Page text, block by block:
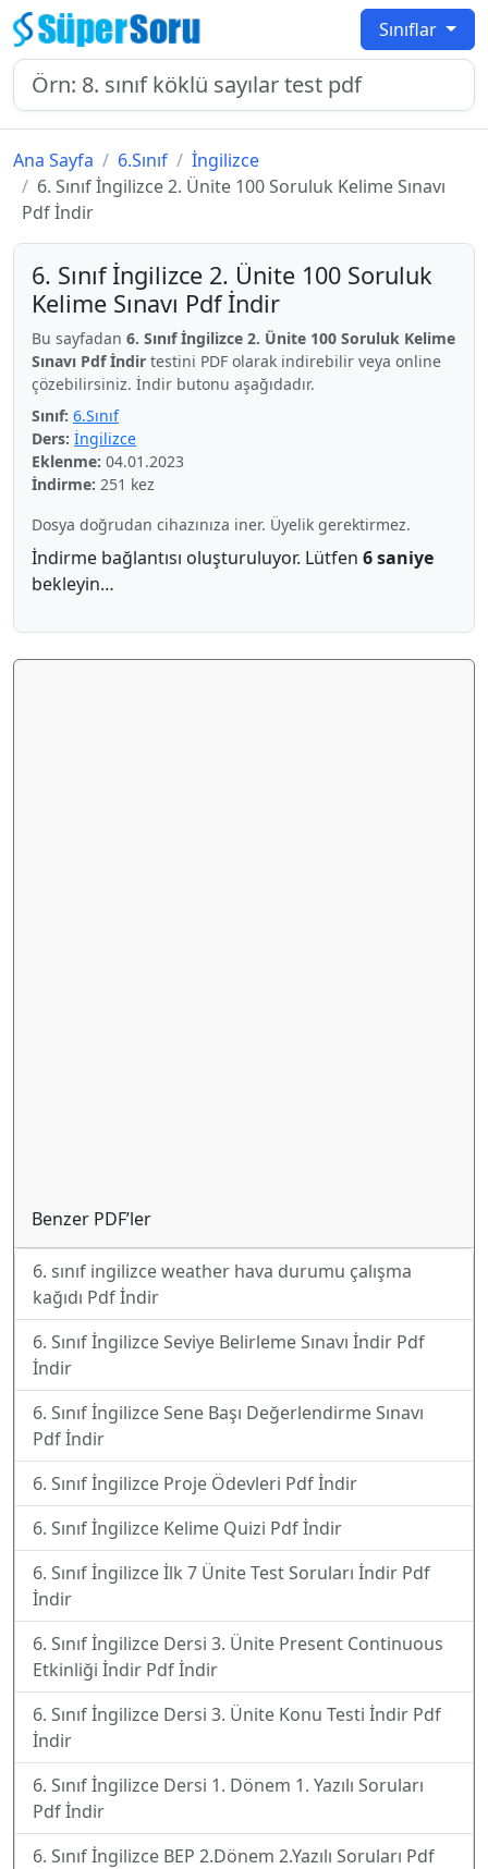
Sınıflar
Ana Sayfa 6.Sınıf
İngilizce
6. Sınıf İngilizce 2. Ünite 100 Soruluk Kelime Sınavı
Pdf İndir
6. Sınıf İngilizce 2. Ünite 100 Soruluk
Kelime Sınavı Pdf İndir
Bu sayfadan 6. Sınıf İngilizce 2. Ünite 100 Soruluk Kelime
Sınavı Pdf İndir testini PDF olarak indirebilir veya online
çözebilirsiniz. İndir butonu aşağıdadır.
Sınıf: 6.Sınıf
Ders: İngilizce
Eklenme: 04.01.2023
İndirme: 251 kez
Dosya doğrudan cihazınıza iner. Üyelik gerektirmez.
İndirme bağlantısı oluşturuluyor. Lütfen 6 saniye
bekleyin…
Benzer PDF’ler
6. sınıf ingilizce weather hava durumu çalışma
kağıdı Pdf İndir
6. Sınıf İngilizce Seviye Belirleme Sınavı İndir Pdf
İndir
6. Sınıf İngilizce Sene Başı Değerlendirme Sınavı
Pdf İndir
6. Sınıf İngilizce Proje Ödevleri Pdf İndir
6. Sınıf İngilizce Kelime Quizi Pdf İndir
6. Sınıf İngilizce İlk 7 Ünite Test Soruları İndir Pdf
İndir
6. Sınıf İngilizce Dersi 3. Ünite Present Continuous
Etkinliği İndir Pdf İndir
6. Sınıf İngilizce Dersi 3. Ünite Konu Testi İndir Pdf
İndir
6. Sınıf İngilizce Dersi 1. Dönem 1. Yazılı Soruları
Pdf İndir
6. Sınıf İngilizce BEP 2.Dönem 2.Yazılı Soruları Pdf